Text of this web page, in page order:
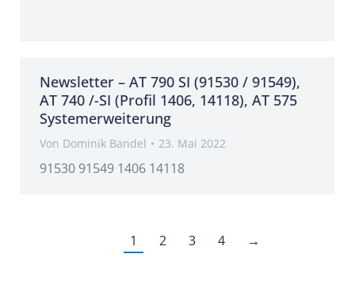
Newsletter – AT 790 SI (91530 / 91549),
AT 740 /-SI (Profil 1406, 14118), AT 575
Systemerweiterung
Von Dominik Bandel 23. Mai 2022
91530 91549 1406 14118
1 2 3 4 →